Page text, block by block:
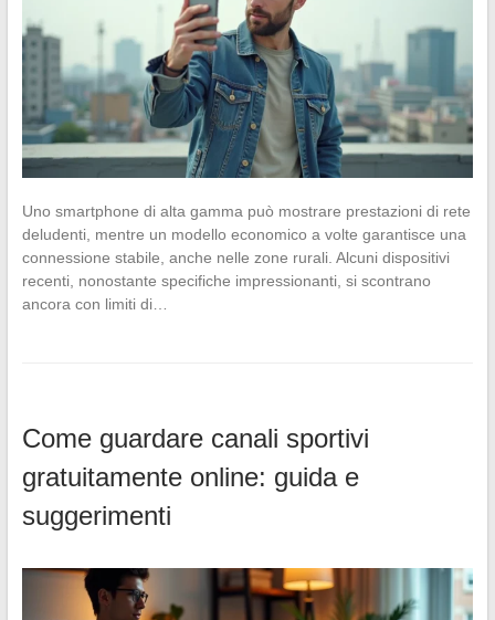
Uno smartphone di alta gamma può mostrare prestazioni di rete
deludenti, mentre un modello economico a volte garantisce una
connessione stabile, anche nelle zone rurali. Alcuni dispositivi
recenti, nonostante specifiche impressionanti, si scontrano
ancora con limiti di…
Come guardare canali sportivi
gratuitamente online: guida e
suggerimenti